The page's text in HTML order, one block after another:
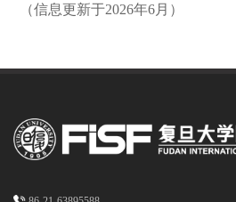
（信息更新于2026年6月）